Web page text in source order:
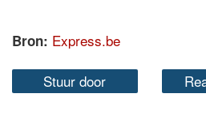
Bron: Express.be
Stuur door